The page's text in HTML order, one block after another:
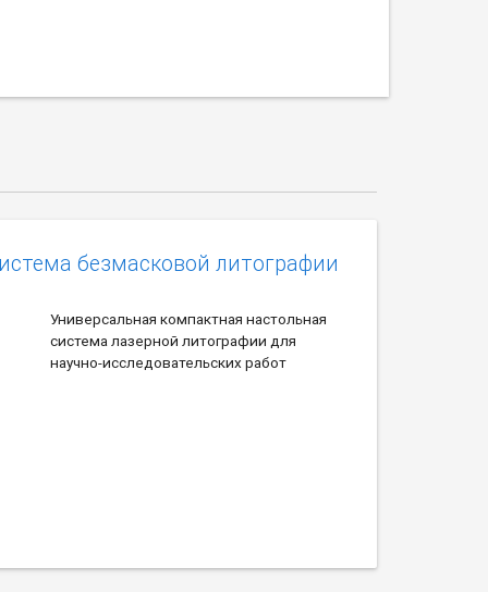
безмасковой литографии
Универсальная компактная настольная
система лазерной литографии для
научно-исследовательских работ